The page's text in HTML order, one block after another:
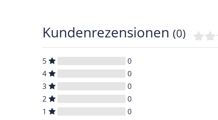
Kundenrezensionen (0)
5
0
4
0
3
0
2
0
1
0